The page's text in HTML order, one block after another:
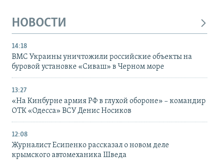
НОВОСТИ
14:18
ВМС Украины уничтожили российские объекты на
буровой установке «Сиваш» в Черном море
13:27
«На Кинбурне армия РФ в глухой обороне» – командир
ОТК «Одесса» ВСУ Денис Носиков
12:08
Журналист Есипенко рассказал о новом деле
крымского автомеханика Шведа